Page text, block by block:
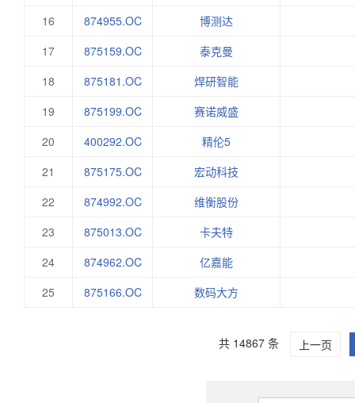
16
874955.OC
博测达
17
875159.OC
泰克曼
18
875181.OC
焊研智能
19
875199.OC
赛诺威盛
20
400292.OC
精伦5
21
875175.OC
宏动科技
22
874992.OC
维衡股份
23
875013.OC
卡夫特
24
874962.OC
亿嘉能
25
875166.OC 数码大方
共 14867 条 上一页